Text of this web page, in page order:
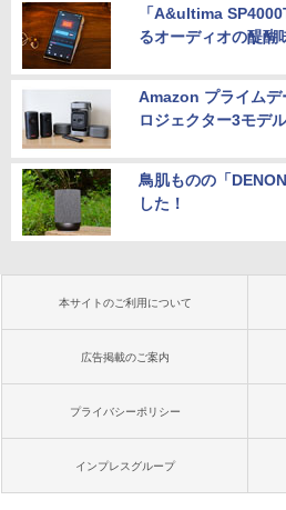
「A&ultima
るオーディオの醍醐
Amazon プライム
ロジェクター3モデ
鳥肌ものの「
した！
本サイトのご利用について
広告掲載のご案内
プライバシーポリシー
インプレスグループ